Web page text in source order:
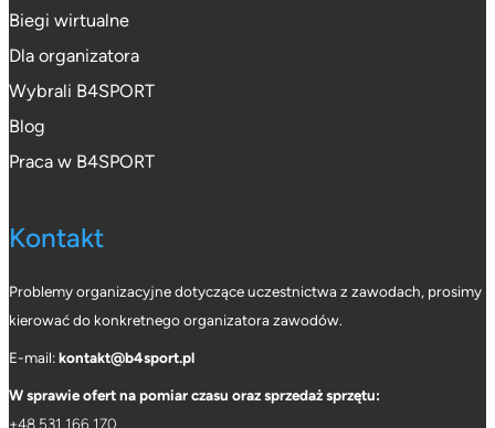
Biegi wirtualne
Dla organizatora
Wybrali B4SPORT
Blog
Praca w B4SPORT
Kontakt
Problemy organizacyjne dotyczące uczestnictwa z zawodach, prosimy
kierować do konkretnego organizatora zawodów.
E-mail:kontakt@b4sport.pl
W sprawie ofert na pomiar czasu oraz sprzedaż sprzętu:
+48 531 166 170